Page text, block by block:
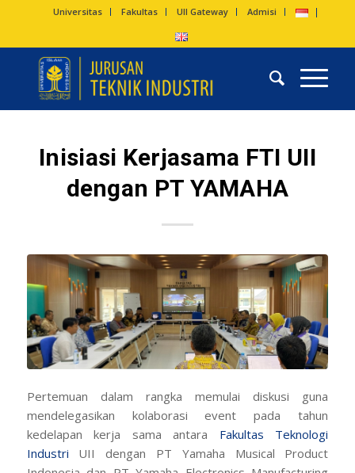
Universitas Fakultas UII Gateway Admisi
Inisiasi Kerjasama FTI UII
dengan PT YAMAHA
Pertemuan dalam rangka memulai diskusi guna
mendelegasikan kolaborasi event pada tahun
kedelapan kerja sama antara Fakultas Teknologi
Industri UII dengan PT Yamaha Musical Product